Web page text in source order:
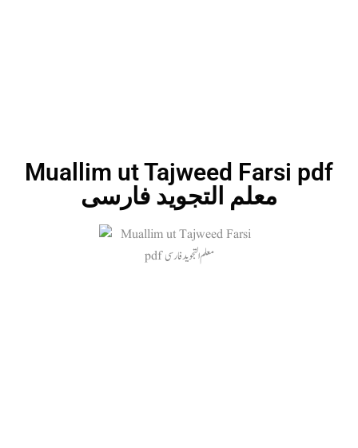
Muallim ut Tajweed Farsi pdf
معلم التجوید فارسی